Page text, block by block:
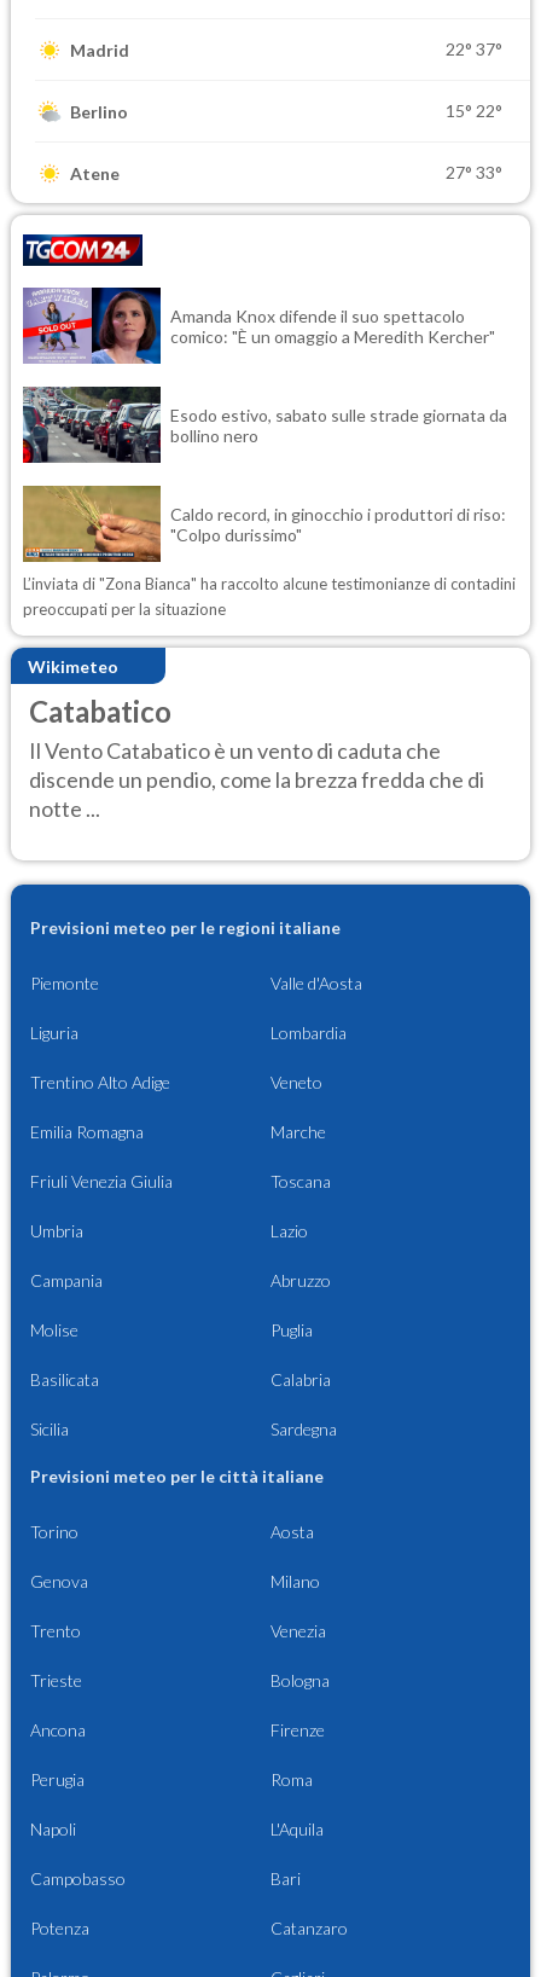
Madrid 22° 37°
Berlino 15° 22°
Atene 27° 33°
Amanda Knox difende il suo spettacolo
comico: "È un omaggio a Meredith Kercher"
Esodo estivo, sabato sulle strade giornata da
bollino nero
Caldo record, in ginocchio i produttori di riso:
"Colpo durissimo"
L’inviata di "Zona Bianca" ha raccolto alcune testimonianze di contadini
preoccupati per la situazione
Wikimeteo
Catabatico
Il Vento Catabatico è un vento di caduta che
discende un pendio, come la brezza fredda che di
notte ...
Previsioni meteo per le regioni italiane
Piemonte Valle d'Aosta
Liguria Lombardia
Trentino Alto Adige Veneto
Emilia Romagna Marche
Friuli Venezia Giulia Toscana
Umbria Lazio
Campania Abruzzo
Molise Puglia
Basilicata Calabria
Sicilia Sardegna
Previsioni meteo per le città italiane
Torino Aosta
Genova Milano
Trento Venezia
Trieste Bologna
Ancona Firenze
Perugia Roma
Napoli L'Aquila
Campobasso Bari
Potenza Catanzaro